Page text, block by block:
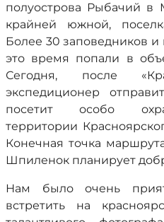
полуострова Рыбачий в
крайней южной,
Более 30 заповедников
это время попали в
Сегодня, после
экспедиционер
посетит особо
территории
Конечная точка
Шпиленок планирует
Нам было очень
встретить на